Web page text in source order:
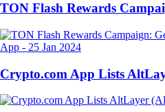
TON Flash Rewards
App - 25 Jan 2024
Crypto.com App Lists